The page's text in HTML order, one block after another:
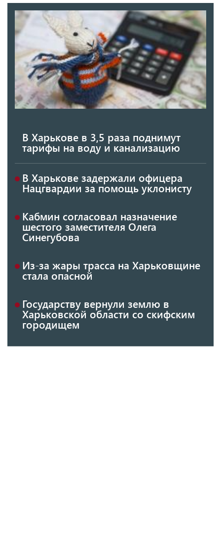
В Харькове в 3,5 раза поднимут
тарифы на воду и канализацию
В Харькове задержали офицера
Нацгвардии за помощь уклонисту
Кабмин согласовал назначение
шестого заместителя Олега
Синегубова
Из-за жары трасса на Харьковщине
стала опасной
Государству вернули землю в
Харьковской области со скифским
городищем